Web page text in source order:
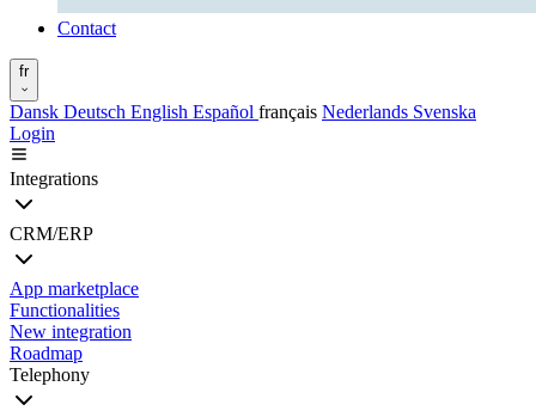
Contact
fr
Dansk Deutsch English Español français Nederlands Svenska
Login
Integrations
CRM/ERP
App marketplace
Functionalities
New integration
Roadmap
Telephony